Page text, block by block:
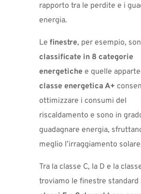
rapporto tra le perdite e i
energia.
Le finestre, per esempio,
classificate in 8 categorie
energetichee quelle
classe energetica A+
ottimizzare i consumi del
riscaldamento e sono in
guadagnare energia,
meglio l’irraggiamento
Tra la classe C, la D e la
troviamo le finestre standard